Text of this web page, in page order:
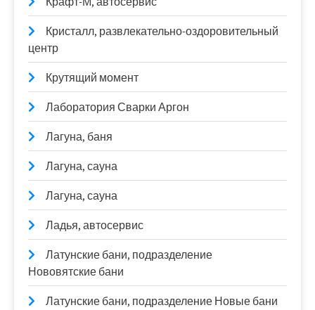
Кристалл, развлекательно-оздоровительный
центр
Крутящий момент
Лаборатория Сварки Аргон
Лагуна, баня
Лагуна, сауна
Лагуна, сауна
Ладья, автосервис
Латунские бани, подразделение
Нововятские бани
Латунские бани, подразделение Новые бани